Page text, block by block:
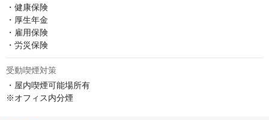
・健康保険
・厚生年金
・雇用保険
・労災保険
受動喫煙対策
・屋内喫煙可能場所有
※オフィス内分煙